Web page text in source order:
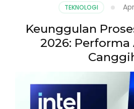
TEKNOLOGI
Keunggulan
2026: Performa